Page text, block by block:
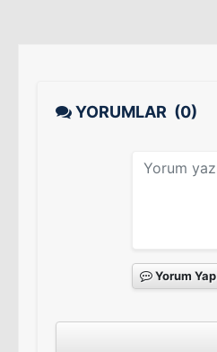
YORUMLAR (0)
Yorum Yap